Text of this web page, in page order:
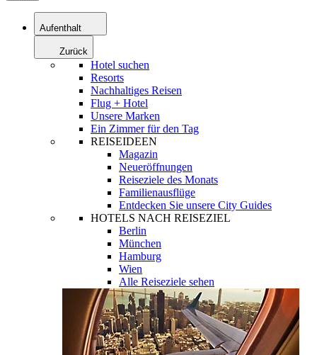
Aufenthalt
Zurück
Hotel suchen
Resorts
Nachhaltiges Reisen
Flug + Hotel
Unsere Marken
Ein Zimmer für den Tag
REISEIDEEN
Magazin
Neueröffnungen
Reiseziele des Monats
Familienausflüge
Entdecken Sie unsere City Guides
HOTELS NACH REISEZIEL
Berlin
München
Hamburg
Wien
Alle Reiseziele sehen